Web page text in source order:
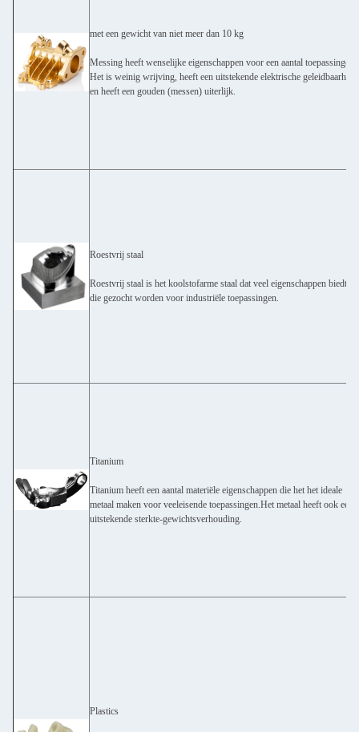
met een gewicht van niet meer dan 10 kg
Messing heeft wenselijke eigenschappen voor een aantal toepassingen.
Het is weinig wrijving, heeft een uitstekende elektrische geleidbaarheid
en heeft een gouden (messen) uiterlijk.
Roestvrij staal
Roestvrij staal is het koolstofarme staal dat veel eigenschappen biedt
die gezocht worden voor industriële toepassingen.
Titanium
Titanium heeft een aantal materiële eigenschappen die het het ideale
metaal maken voor veeleisende toepassingen.Het metaal heeft ook een
uitstekende sterkte-gewichtsverhouding.
Plastics